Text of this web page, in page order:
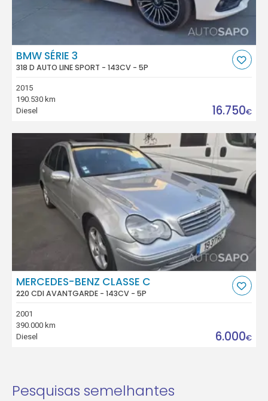
BMW SÉRIE 3
318 D AUTO LINE SPORT - 143CV - 5P
2015
190.530 km
Diesel
16.750€
MERCEDES-BENZ CLASSE C
220 CDI AVANTGARDE - 143CV - 5P
2001
390.000 km
Diesel
6.000€
Pesquisas semelhantes